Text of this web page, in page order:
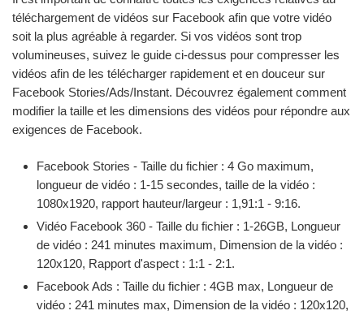
téléchargement de vidéos sur Facebook afin que votre vidéo
soit la plus agréable à regarder. Si vos vidéos sont trop
volumineuses, suivez le guide ci-dessus pour compresser les
vidéos afin de les télécharger rapidement et en douceur sur
Facebook Stories/Ads/Instant. Découvrez également comment
modifier la taille et les dimensions des vidéos pour répondre aux
exigences de Facebook.
Facebook Stories - Taille du fichier : 4 Go maximum,
longueur de vidéo : 1-15 secondes, taille de la vidéo :
1080x1920, rapport hauteur/largeur : 1,91:1 - 9:16.
Vidéo Facebook 360 - Taille du fichier : 1-26GB, Longueur
de vidéo : 241 minutes maximum, Dimension de la vidéo :
120x120, Rapport d'aspect : 1:1 - 2:1.
Facebook Ads : Taille du fichier : 4GB max, Longueur de
vidéo : 241 minutes max, Dimension de la vidéo : 120x120,